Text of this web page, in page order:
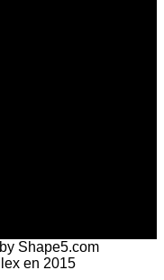
Shape5.com
en 2015